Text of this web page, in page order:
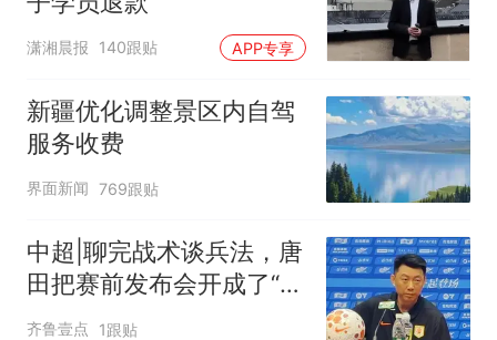
潇湘晨报 140跟贴 APP专享
新疆优化调整景区内自驾
服务收费
界面新闻 769跟贴
中超|聊完战术谈兵法，唐
田把赛前发布会开成了“军
师联盟”
齐鲁壹点 1跟贴